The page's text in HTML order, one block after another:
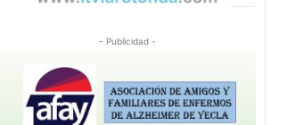
- Publicidad -